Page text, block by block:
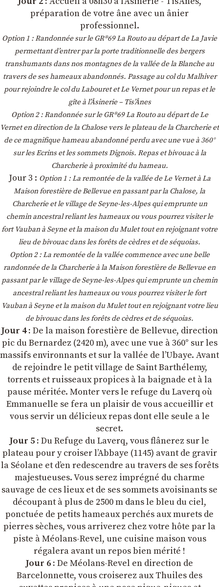
préparation de votre âne avec un ânier
professionnel.
Option 1 : Randonnée sur le GR®69 La Routo au départ de La Javie
permettant d’entrer par la porte traditionnelle des bergers
transhumants dans nos montagnes de la vallée de la Blanche au
travers de ses hameaux abandonnés. Passage au col du Malhiver
pour rejoindre le col du Labouret et Le Vernet pour un repas et le
gîte à l’Âsinerie – Tis’Ânes
Option 2 : Randonnée sur le GR®69 La Routo au départ de Le
Vernet en direction de la Chalose vers le plateau de la Charcherie et
de ce magnifique hameau abandonné perdu avec une vue à 360°
sur les Ecrins et les sommets Dignois. Repas et bivouac à la
Charcherie à proximité du hameau.
Jour 3 : Option 1 : La remontée de la vallée de Le Vernet à La
Maison forestière de Bellevue en passant par la Chalose, la
Charcherie et le village de Seyne-les-Alpes qui emprunte un
chemin ancestral reliant les hameaux ou vous pourrez visiter le
fort Vauban à Seyne et la maison du Mulet tout en rejoignant votre
lieu de bivouac dans les forêts de cèdres et de séquoias.
Option 2 : La remontée de la vallée commence avec une belle
randonnée de la Charcherie à la Maison forestière de Bellevue en
passant par le village de Seyne-les-Alpes qui emprunte un chemin
ancestral reliant les hameaux ou vous pourrez visiter le fort
Vauban à Seyne et la maison du Mulet tout en rejoignant votre lieu
de bivouac dans les forêts de cèdres et de séquoias.
Jour 4 : De la maison forestière de Bellevue, direction
pic du Bernardez (2420 m), avec une vue à 360° sur les
massifs environnants et sur la vallée de l’Ubaye. Avant
de rejoindre le petit village de Saint Barthélemy,
torrents et ruisseaux propices à la baignade et à la
pause méritée. Monter vers le refuge du Laverq où
Emmanuelle se fera un plaisir de vous accueillir et
vous servir un délicieux repas dont elle seule a le
secret.
Jour 5 : Du Refuge du Laverq, vous flânerez sur le
plateau pour y croiser l’Abbaye (1145) avant de gravir
la Séolane et d’en redescendre au travers de ses forêts
majestueuses. Vous serez imprégné du charme
sauvage de ces lieux et de ses sommets avoisinants se
découpant à plus de 2500 m dans le bleu du ciel,
ponctuée de petits hameaux perchés aux murets de
pierres sèches, vous arriverez chez votre hôte par la
piste à Méolans-Revel, une cuisine maison vous
régalera avant un repos bien mérité !
Jour 6 : De Méolans-Revel en direction de
Barcelonnette, vous croiserez aux Thuiles des